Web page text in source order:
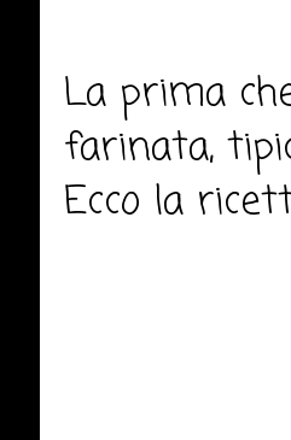
La prima
farinata,
Ecco la